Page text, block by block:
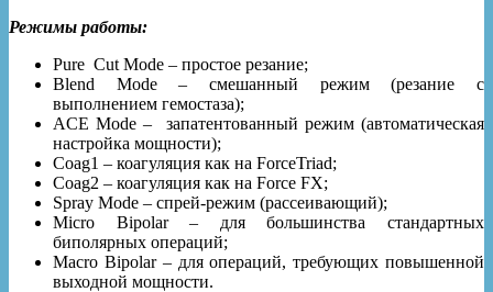
Режимы работы:
Pure Cut Mode – простое резание;
Blend Mode – смешанный режим (резание с
выполнением гемостаза);
ACE Mode – запатентованный режим (автоматическая
настройка мощности);
Coag1 – коагуляция как на ForceTriad;
Coag2 – коагуляция как на Force FX;
Spray Mode – спрей-режим (рассеивающий);
Micro Bipolar – для большинства стандартных
биполярных операций;
Macro Bipolar – для операций, требующих повышенной
выходной мощности.